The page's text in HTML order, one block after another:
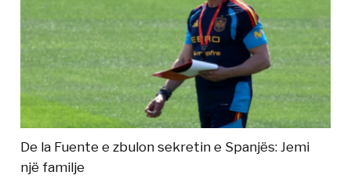
De la Fuente e zbulon sekretin e Spanjës: Jemi
një familje